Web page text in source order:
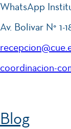
WhatsApp
Av. Bolivar N°
coordinacion-
Blog